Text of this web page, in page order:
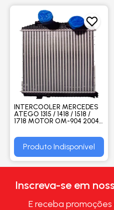
INTERCOOLER MERCEDES
ATEGO 1315 / 1418 / 1518 /
1718 MOTOR OM-904 2004
Produto Indisponível
Inscreva-se em
E receba promoções